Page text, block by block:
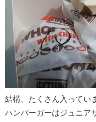
結構、たくさん入ってい
ハンバーガーはジュニア